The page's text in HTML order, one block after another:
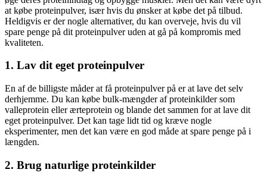
at købe proteinpulver, især hvis du ønsker at købe det på tilbud.
Heldigvis er der nogle alternativer, du kan overveje, hvis du vil
spare penge på dit proteinpulver uden at gå på kompromis med
kvaliteten.
1. Lav dit eget proteinpulver
En af de billigste måder at få proteinpulver på er at lave det selv
derhjemme. Du kan købe bulk-mængder af proteinkilder som
valleprotein eller ærteprotein og blande det sammen for at lave dit
eget proteinpulver. Det kan tage lidt tid og kræve nogle
eksperimenter, men det kan være en god måde at spare penge på i
længden.
2. Brug naturlige proteinkilder